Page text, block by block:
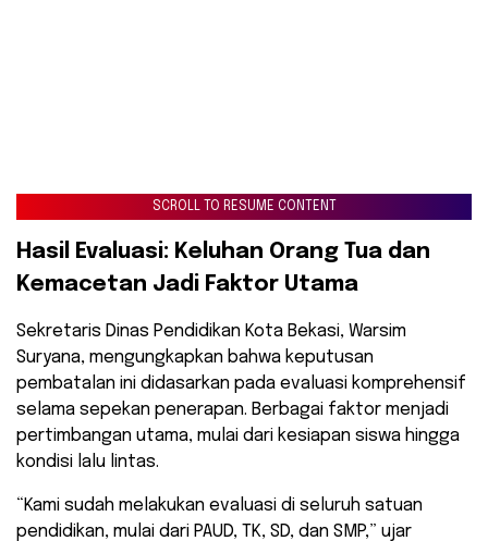
SCROLL TO RESUME CONTENT
Hasil Evaluasi: Keluhan Orang Tua dan
Kemacetan Jadi Faktor Utama
Sekretaris Dinas Pendidikan Kota Bekasi, Warsim
Suryana, mengungkapkan bahwa keputusan
pembatalan ini didasarkan pada evaluasi komprehensif
selama sepekan penerapan. Berbagai faktor menjadi
pertimbangan utama, mulai dari kesiapan siswa hingga
kondisi lalu lintas.
“Kami sudah melakukan evaluasi di seluruh satuan
pendidikan, mulai dari PAUD, TK, SD, dan SMP,” ujar